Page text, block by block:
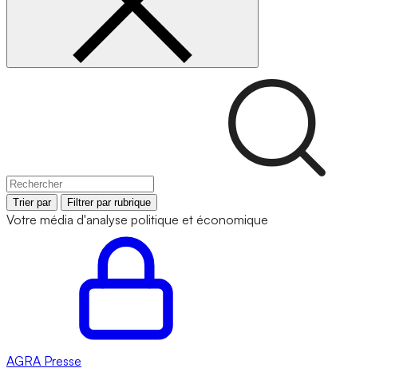
Trier par Filtrer par rubrique
Votre média d'analyse politique et économique
AGRA Presse